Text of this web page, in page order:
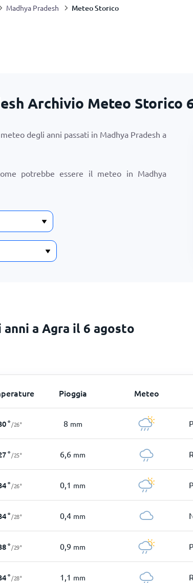
Madhya Pradesh Meteo Storico
Archivio Meteo Storico
degli anni passati in Madhya Pradesh a
potrebbe essere il meteo in Madhya
a Agra il 6 agosto
Pioggia Meteo
° /26° 8 mm
° /25° 6,6 mm
° /26° 0,1 mm
° /28° 0,4 mm
° /29° 0,9 mm
° /28° 1,1 mm